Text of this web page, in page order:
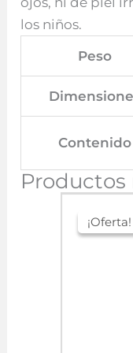
los niños.
Peso
Contenido
Productos
¡Oferta!
¡Oferta!